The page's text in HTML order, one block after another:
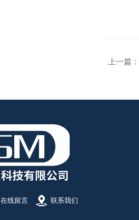
上一篇：
在线留言 联系我们